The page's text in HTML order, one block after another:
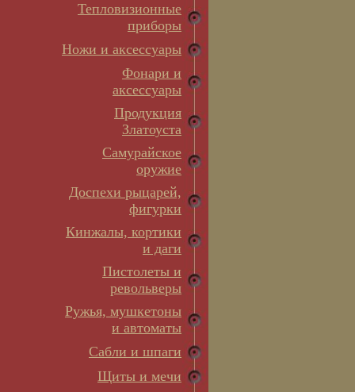
Тепловизионные
приборы
Ножи и аксессуары
Фонари и
аксессуары
Продукция
Златоуста
Самурайское
оружие
Доспехи рыцарей,
фигурки
Кинжалы, кортики
и даги
Пистолеты и
револьверы
Ружья, мушкетоны
и автоматы
Сабли и шпаги
Щиты и мечи